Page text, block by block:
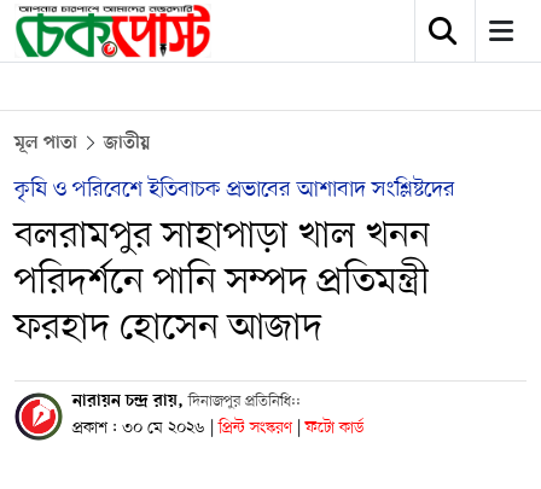
মূল পাতা জাতীয়
কৃষি ও পরিবেশে ইতিবাচক প্রভাবের আশাবাদ সংশ্লিষ্টদের
বলরামপুর সাহাপাড়া খাল খনন
পরিদর্শনে পানি সম্পদ প্রতিমন্ত্রী
ফরহাদ হোসেন আজাদ
নারায়ন চন্দ্র রায়,দিনাজপুর প্রতিনিধি::
প্রকাশ : ৩০ মে ২০২৬ | প্রিন্ট সংস্করণ | ফটো কার্ড